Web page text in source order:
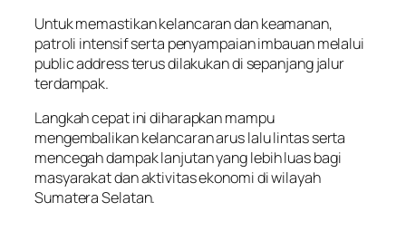
Untuk memastikan kelancaran dan keamanan,
patroli intensif serta penyampaian imbauan melalui
public address terus dilakukan di sepanjang jalur
terdampak.
Langkah cepat ini diharapkan mampu
mengembalikan kelancaran arus lalu lintas serta
mencegah dampak lanjutan yang lebih luas bagi
masyarakat dan aktivitas ekonomi di wilayah
Sumatera Selatan.